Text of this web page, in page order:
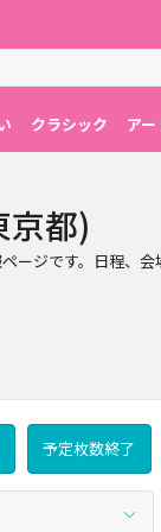
クラシック アー
京都)
ージです。日程、
予定枚数終了